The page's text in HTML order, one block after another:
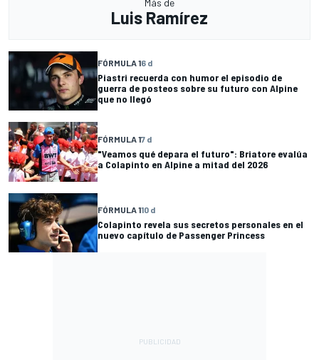
Más de
Luis Ramírez
FÓRMULA 16 d
Piastri recuerda con humor el episodio de
guerra de posteos sobre su futuro con Alpine
que no llegó
FÓRMULA 17 d
"Veamos qué depara el futuro": Briatore evalúa
a Colapinto en Alpine a mitad del 2026
FÓRMULA 110 d
Colapinto revela sus secretos personales en el
nuevo capítulo de Passenger Princess